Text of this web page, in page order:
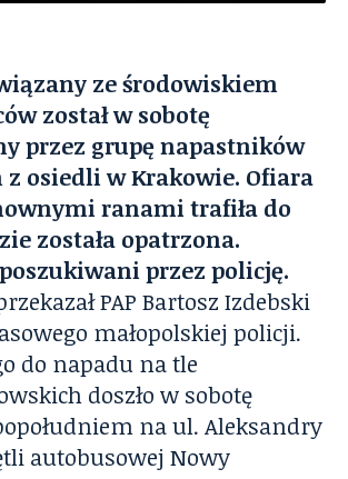
ze środowiskiem
został w sobotę
przez grupę napastników
osiedli w Krakowie. Ofiara
ranami trafiła do
została opatrzona.
przez policję.
PAP Bartosz Izdebski
małopolskiej policji.
do napadu na tle
doszło w sobotę
na ul. Aleksandry
autobusowej Nowy